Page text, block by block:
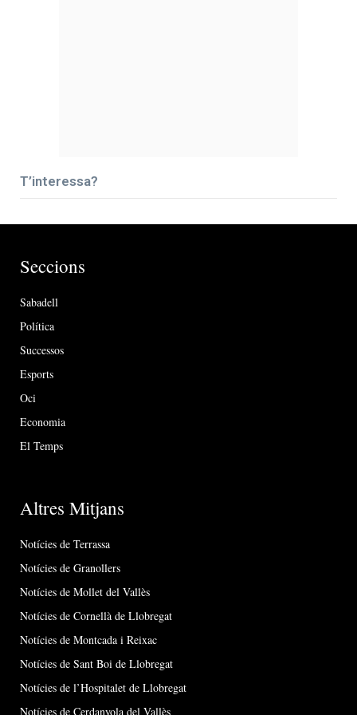
T’interessa?
Seccions
Sabadell
Política
Successos
Esports
Oci
Economia
El Temps
Altres Mitjans
Notícies de Terrassa
Notícies de Granollers
Notícies de Mollet del Vallès
Notícies de Cornellà de Llobregat
Notícies de Montcada i Reixac
Notícies de Sant Boi de Llobregat
Notícies de l’Hospitalet de Llobregat
Notícies de Cerdanyola del Vallès